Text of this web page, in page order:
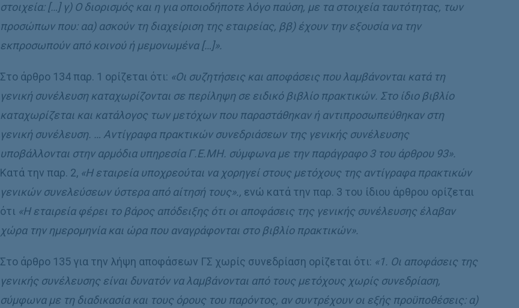
στοιχεία: […] γ) Ο διορισμός και η για οποιοδήποτε λόγο παύση, με τα στοιχεία ταυτότητας, των
προσώπων που: αα) ασκούν τη διαχείριση της εταιρείας, ββ) έχουν την εξουσία να την
εκπροσωπούν από κοινού ή μεμονωμένα […]».
Στο άρθρο 134 παρ. 1 ορίζεται ότι: «Οι συζητήσεις και αποφάσεις που λαμβάνονται κατά τη
γενική συνέλευση καταχωρίζονται σε περίληψη σε ειδικό βιβλίο πρακτικών. Στο ίδιο βιβλίο
καταχωρίζεται και κατάλογος των μετόχων που παραστάθηκαν ή αντιπροσωπεύθηκαν στη
γενική συνέλευση. … Αντίγραφα πρακτικών συνεδριάσεων της γενικής συνέλευσης
υποβάλλονται στην αρμόδια υπηρεσία Γ.Ε.ΜΗ. σύμφωνα με την παράγραφο 3 του άρθρου 93».
Κατά την παρ. 2, «Η εταιρεία υποχρεούται να χορηγεί στους μετόχους της αντίγραφα πρακτικών
γενικών συνελεύσεων ύστερα από αίτησή τους»., ενώ κατά την παρ. 3 του ίδιου άρθρου ορίζεται
ότι «Η εταιρεία φέρει το βάρος απόδειξης ότι οι αποφάσεις της γενικής συνέλευσης έλαβαν
χώρα την ημερομηνία και ώρα που αναγράφονται στο βιβλίο πρακτικών».
Στο άρθρο 135 για την λήψη αποφάσεων ΓΣ χωρίς συνεδρίαση ορίζεται ότι: «1. Οι αποφάσεις της
γενικής συνέλευσης είναι δυνατόν να λαμβάνονται από τους μετόχους χωρίς συνεδρίαση,
σύμφωνα με τη διαδικασία και τους όρους του παρόντος, αν συντρέχουν οι εξής προϋποθέσεις: α)